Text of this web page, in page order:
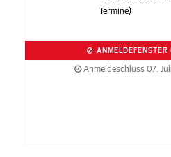
Termine)
ANMELDEFENSTER
Anmeldeschluss 07.